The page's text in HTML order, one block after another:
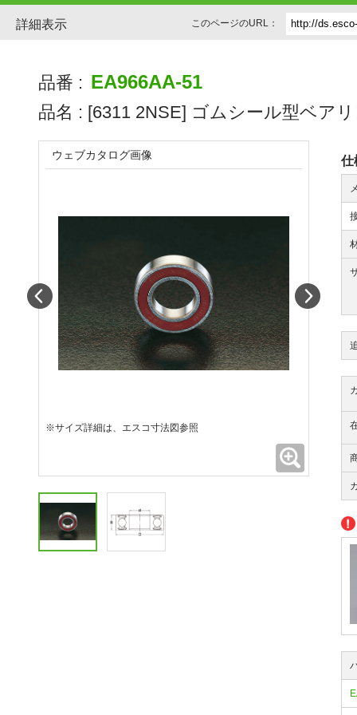
詳細表示 このページのURL：
品番 : EA966AA-51
品名 : [6311 2NSE] ゴムシール型ベア
仕
ウェブカタログ画像
※サイズ詳細は、エスコ寸法図参照